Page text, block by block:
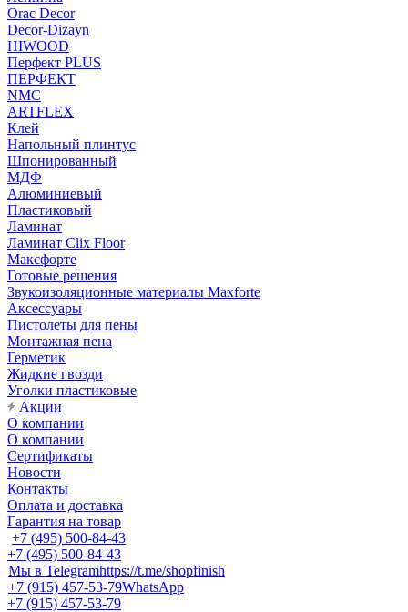
Orac Decor
Decor-Dizayn
HIWOOD
Перфект PLUS
ПЕРФЕКТ
NMC
ARTFLEX
Клей
Напольный плинтус
Шпонированный
МДФ
Алюминиевый
Пластиковый
Ламинат
Ламинат Clix Floor
Максфорте
Готовые решения
Звукоизоляционные материалы Maxforte
Аксессуары
Пистолеты для пены
Монтажная пена
Герметик
Жидкие гвозди
Уголки пластиковые
Акции
О компании
О компании
Сертификаты
Новости
Контакты
Оплата и доставка
Гарантия на товар
+7 (495) 500-84-43
+7 (495) 500-84-43
Мы в Telegramhttps://t.me/shopfinish
+7 (915) 457-53-79WhatsApp
+7 (915) 457-53-79